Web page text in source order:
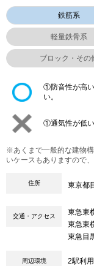
鉄筋系
軽量鉄骨系
ブロック・その
①防音性が高
い。
①通気性が低
※あくまで一般的な建物
いケースもありますので
住所 東京都
交通・アクセス 東急東
東急東
東急目
周辺環境 2駅利